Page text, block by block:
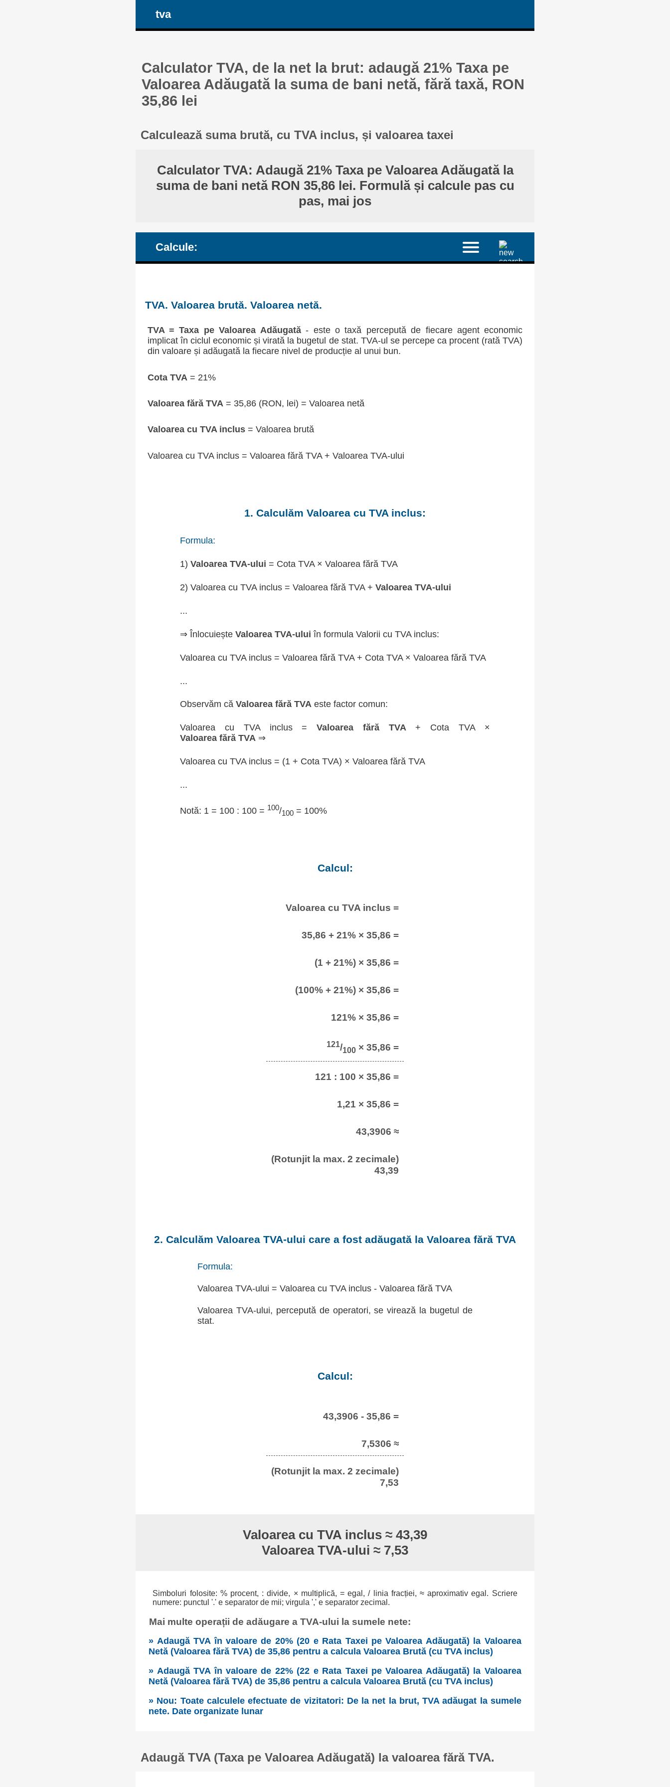
tva
Calculator TVA, de la net la brut: adaugă 21% Taxa pe
Valoarea Adăugată la suma de bani netă, fără taxă, RON
35,86 lei
Calculează suma brută, cu TVA inclus, și valoarea taxei
Calculator TVA: Adaugă 21% Taxa pe Valoarea Adăugată la
suma de bani netă RON 35,86 lei. Formulă și calcule pas cu
pas, mai jos
Calcule:
TVA. Valoarea brută. Valoarea netă.
TVA = Taxa pe Valoarea Adăugată- este o taxă percepută de fiecare agent economic
implicat în ciclul economic și virată la bugetul de stat. TVA-ul se percepe ca procent (rată TVA)
din valoare și adăugată la fiecare nivel de producție al unui bun.
Cota TVA = 21%
Valoarea fără TVA= 35,86 (RON, lei) = Valoarea netă
Valoarea cu TVA inclus= Valoarea brută
Valoarea cu TVA inclus = Valoarea fără TVA + Valoarea TVA-ului
1. Calculăm Valoarea cu TVA inclus:
Formula:
1)Valoarea TVA-ului = Cota TVA × Valoarea fără TVA
2) Valoarea cu TVA inclus = Valoarea fără TVA +Valoarea TVA-ului
...
⇒ ÎnlocuieșteValoarea TVA-ului în formula Valorii cu TVA inclus:
Valoarea cu TVA inclus = Valoarea fără TVA + Cota TVA × Valoarea fără TVA
...
Observăm căValoarea fără TVA este factor comun:
Valoarea cu TVA inclus =Valoarea fără TVA+ Cota TVA ×
Valoarea fără TVA ⇒
Valoarea cu TVA inclus = (1 + Cota TVA) × Valoarea fără TVA
...
Notă: 1 = 100 : 100 = 100/100 = 100%
Calcul:
Valoarea cu TVA inclus =
35,86 + 21% × 35,86 =
(1 + 21%) × 35,86 =
(100% + 21%) × 35,86 =
121% × 35,86 =
121/100 × 35,86 =
121 : 100 × 35,86 =
1,21 × 35,86 =
43,3906 ≈
(Rotunjit la max. 2 zecimale)
43,39
2. Calculăm Valoarea TVA-ului care a fost adăugată la Valoarea fără TVA
Formula:
Valoarea TVA-ului = Valoarea cu TVA inclus - Valoarea fără TVA
Valoarea TVA-ului, percepută de operatori, se virează la bugetul de
stat.
Calcul:
43,3906 - 35,86 =
7,5306 ≈
(Rotunjit la max. 2 zecimale)
7,53
Valoarea cu TVA inclus ≈ 43,39
Valoarea TVA-ului ≈ 7,53
Simboluri folosite: % procent, : divide, × multiplică, = egal, / linia fracției, ≈ aproximativ egal. Scriere
numere: punctul '.' e separator de mii; virgula ',' e separator zecimal.
Mai multe operații de adăugare a TVA-ului la sumele nete:
» Adaugă TVA în valoare de 20% (20 e Rata Taxei pe Valoarea Adăugată) la Valoarea
Netă (Valoarea fără TVA) de 35,86 pentru a calcula Valoarea Brută (cu TVA inclus)
» Adaugă TVA în valoare de 22% (22 e Rata Taxei pe Valoarea Adăugată) la Valoarea
Netă (Valoarea fără TVA) de 35,86 pentru a calcula Valoarea Brută (cu TVA inclus)
» Nou: Toate calculele efectuate de vizitatori: De la net la brut, TVA adăugat la sumele
nete. Date organizate lunar
Adaugă TVA (Taxa pe Valoarea Adăugată) la valoarea fără TVA.